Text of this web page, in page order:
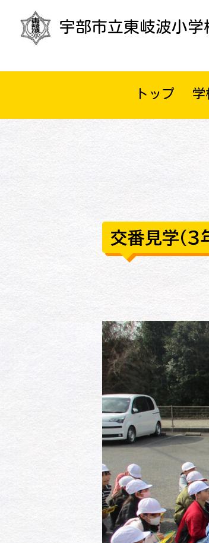
宇部市立東岐波小学
トップ 学
交番見学（３